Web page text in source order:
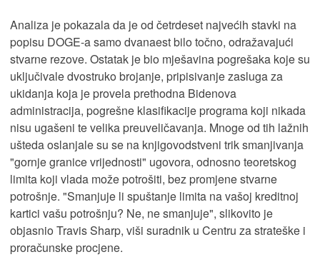
Analiza je pokazala da je od četrdeset najvećih stavki na
popisu DOGE-a samo dvanaest bilo točno, odražavajući
stvarne rezove. Ostatak je bio mješavina pogrešaka koje su
uključivale dvostruko brojanje, pripisivanje zasluga za
ukidanja koja je provela prethodna Bidenova
administracija, pogrešne klasifikacije programa koji nikada
nisu ugašeni te velika preuveličavanja. Mnoge od tih lažnih
ušteda oslanjale su se na knjigovodstveni trik smanjivanja
"gornje granice vrijednosti" ugovora, odnosno teoretskog
limita koji vlada može potrošiti, bez promjene stvarne
potrošnje. "Smanjuje li spuštanje limita na vašoj kreditnoj
kartici vašu potrošnju? Ne, ne smanjuje", slikovito je
objasnio Travis Sharp, viši suradnik u Centru za strateške i
proračunske procjene.